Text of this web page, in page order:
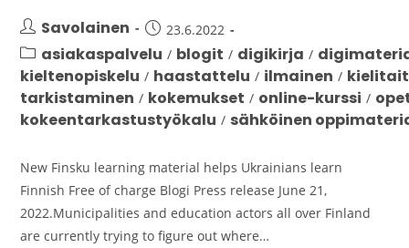
Savolainen 23.6.2022
asiakaspalvelu / blogit / digikirja /
kieltenopiskelu / haastattelu / ilmainen /
tarkistaminen / kokemukset / online-kurssi /
kokeentarkastustyökalu / sähköinen
New Finsku learning material helps Ukrainians learn
Finnish Free of charge Blogi Press release June 21,
2022.Municipalities and education actors all over Finland
are currently trying to figure out where…